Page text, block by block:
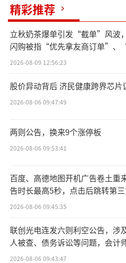
入了久违的活力和激情，
货量下降了约15%，已经
不论是台式机、一体
至是苹果Mac笔记本，全
PC的颓靡，最大原
功能越来越多，用户对于
甚至就连处理工作，
程手机完成。
不再是生产力工具
和使用度自然就一路下跌
如何拯救PC市场？
这是业内玩家的集体
苹果、还是联想，它们一
精彩推荐
立秋奶茶爆单引发“截单”风波
闪购被指“优先拿友商订单”、
贵的拿”
2026-08-09 12:56:23
股价异动背后 济民健康跨界芯片
2026-08-06 09:47:49
两则公告，换来9个涨停板
2026-08-06 09:53:41
百度、高德地图开机广告卷土重
告时长最高5秒，点击后跳转第
2026-08-06 09:45:35
联创光电连发六则利空公告，涉
人被查、债务诉讼等问题，会计
所曾出具“保留意见”
2026-08-06 09:43:47